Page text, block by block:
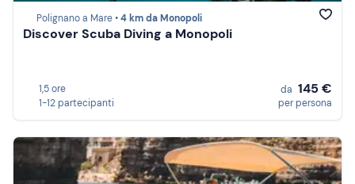
Polignano a Mare •4 km da Monopoli
Discover Scuba Diving a Monopoli
1,5 ore
1-12 partecipanti
da 145 €
per persona